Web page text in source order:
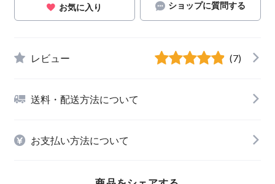
お気に入り ショップに質問する
レビュー (7)
送料・配送方法について
お支払い方法について